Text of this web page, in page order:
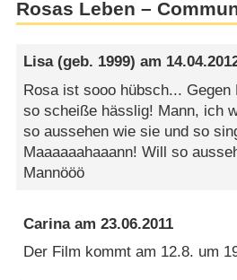
Rosas Leben –
Lisa(geb. 1999) am
Rosa ist sooo hübsch...
so scheiße hässlig! Mann, ich
so aussehen wie sie und so
Maaaaaahaaann! Will so
Mannööö
Carinaam23.06.2011
Der Film kommt am 12.8. um